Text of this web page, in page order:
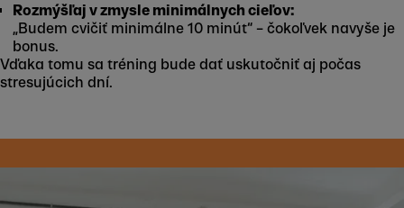
Rozmýšľaj v zmysle minimálnych cieľov:
„Budem cvičiť minimálne 10 minút“ – čokoľvek navyše je
bonus.
Vďaka tomu sa tréning bude dať uskutočniť aj počas
stresujúcich dní.